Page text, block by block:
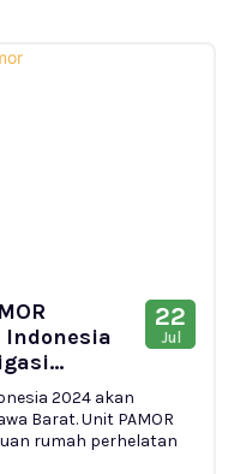
Indonesia
22
Jul
2024 akan
Barat. Unit PAMOR
rumah perhelatan